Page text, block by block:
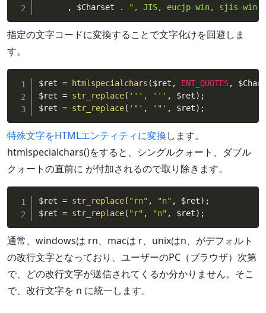
,
$Charset . ", JIS, eucjp-win, sjis-win,
指定の文字コードに変換することで文字化けを回避しま
す。
$ret = htmlspecialchars ($ret , ENT_QUOTES,
$ret = str_replace( '' ', ' '' , $ret) ;
$ret = str_replace( '"' , '"' , $ret) ;
特殊文字をHTMLエンティティに変換します。
htmlspecialchars()をすると、シングルクォート、ダブル
クォートの直前に が付加されるので取り除きます。
$ret = str_replace( "rn" , "n" , $ret) ;
$ret = str_replace( "r" , "n" , $ret) ;
通常、windowsは rn、macは r、unixはn、がデフォルト
の改行文字となっており、ユーザーのPC（ブラウザ）次第
で、どの改行文字が送信されてくるか分かりません。そこ
で、改行文字を n に統一します。